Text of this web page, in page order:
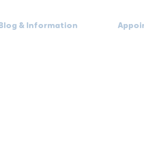
& Information